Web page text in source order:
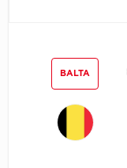
BALTA